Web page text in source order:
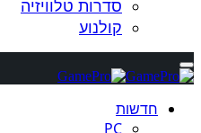
סדרות טלוויזיה
קולנוע
חדשות
PC